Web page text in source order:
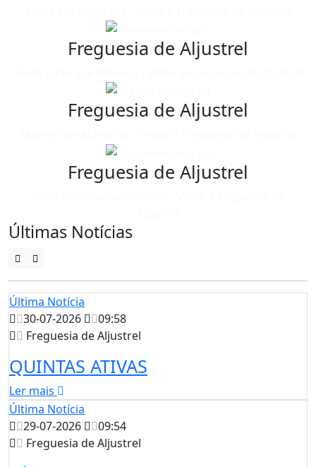
Freguesia de Aljustrel
Freguesia de Aljustrel
Freguesia de Aljustrel
Últimas Notícias
Última Notícia
30-07-2026
09:58
Freguesia de Aljustrel
QUINTAS ATIVAS
Ler mais
Última Notícia
29-07-2026
09:54
Freguesia de Aljustrel